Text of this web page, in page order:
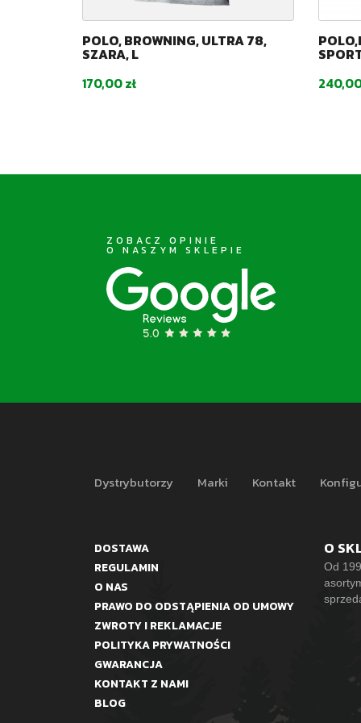
POLO, BROWNING, ULTRA 78,
SZARA, L
Cena
170,00 zł Cena
ZOBACZ OPINIE
O NASZYM SKLEPIE
Dystrybutorzy Marki Kontakt
DOSTAWA
REGULAMIN
O NAS
PRAWO DO ODSTĄPIENIA OD UMOWY
ZWROTY I REKLAMACJE
POLITYKA PRYWATNOŚCI
GWARANCJA
KONTAKT Z NAMI
BLOG
O
Od